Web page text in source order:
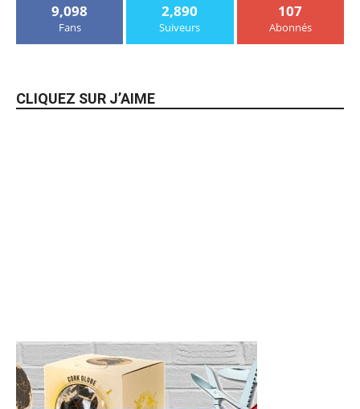
9,098
Fans
2,890
Suiveurs
107
Abonnés
CLIQUEZ SUR J’AIME